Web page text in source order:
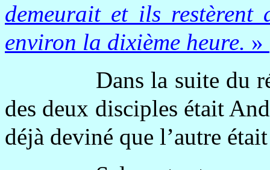
demeurait et ils
environ la dixième heure. »
Dans la suite du
des deux disciples était
déjà deviné que l’autre